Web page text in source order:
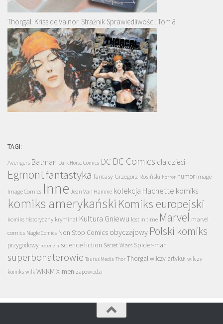
Thorgal. Kriss de Valnor. Strażnik Sprawiedliwości. Tom 8
TAGI:
Avengers Batman Dark Horse Comics DC DC Comics dla dzieci
Egmontfantastyka fantasy Grzegorz Rosiński horror humor Image
Image Comics Inne Jean Van Hamme kolekcja Hachette komiks
komiks amerykański Komiks europejski
komiks historyczny kryminał Kultura Gniewu lost in time Marvel marvel
comics Nagle Comics Non Stop Comics obyczajowy Polski komiks
przygodowy recenzja science fiction Secret Wars Spider-man
superbohaterowie Taurus Media Thor Thorgalwilczy artykuł wilczy
komiks wilk WKKM X-men zapowiedzi